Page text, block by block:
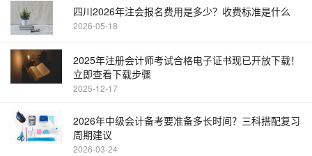
四川2026年注会报名费用是多少？收费标准是什么
2026-05-18
2025年注册会计师考试合格电子证书现已开放下载！
立即查看下载步骤
2025-12-17
2026年中级会计备考要准备多长时间？三科搭配复习
周期建议
2026-03-24